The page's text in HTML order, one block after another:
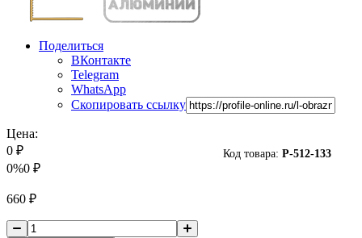
Поделиться
ВКонтакте
Telegram
WhatsApp
Скопировать ссылку
Код товара: P-512-133
Цена:
0 ₽
0%0 ₽
660 ₽